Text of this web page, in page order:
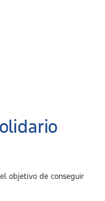
objetivo de conseguir